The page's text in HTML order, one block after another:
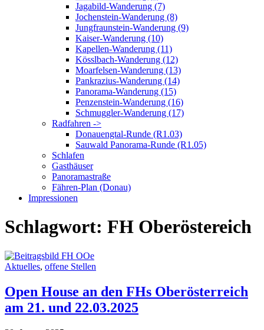
Jagabild-Wanderung (7)
Jochenstein-Wanderung (8)
Jungfraunstein-Wanderung (9)
Kaiser-Wanderung (10)
Kapellen-Wanderung (11)
Kösslbach-Wanderung (12)
Moarfelsen-Wanderung (13)
Pankrazius-Wanderung (14)
Panorama-Wanderung (15)
Penzenstein-Wanderung (16)
Schmuggler-Wanderung (17)
Radfahren ->
Donauengtal-Runde (R1.03)
Sauwald Panorama-Runde (R1.05)
Schlafen
Gasthäuser
Panoramastraße
Fähren-Plan (Donau)
Impressionen
Schlagwort: FH Oberöstereich
Aktuelles, offene Stellen
Open House an den FHs Oberösterreich
am 21. und 22.03.2025